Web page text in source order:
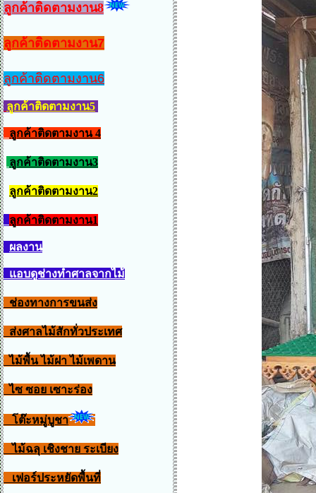
ลูกค้าติดตามงาน8
ลูกค้าติดตามงาน7
ลูกค้าติดตามงาน6
ลูกค้าติดตามงาน5
ลูกค้าติดตามงาน 4
ลูกค้าติดตามงาน3
ลูกค้าติดตามงาน2
ลูกค้าติดตามงาน1
ผลงาน
แอบดูช่างทำศาลจากไม้
ช่องทางการขนส่ง
ส่งศาลไม้สักทั่วประเทศ
ไม้พื้น ไม้ฝา ไม้เพดาน
ไซ ซอย เซาะร่อง
โต๊ะหมู่บูชา
ไม้ฉลุ เชิงชาย ระเบียง
เฟอร์ประหยัดพื้นที่